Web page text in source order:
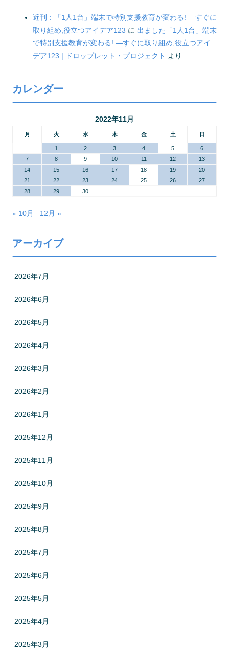
近刊：「1人1台」端末で特別支援教育が変わる! ―すぐに
取り組め,役立つアイデア123 に 出ました「1人1台」端末
で特別支援教育が変わる! ―すぐに取り組め,役立つアイ
デア123 | ドロップレット・プロジェクト より
カレンダー
2022年11月
月 火 水 木 金 土 日
1 2 3 4 5
6
7
8 9 10 11 12
13
14
15 16 17 18 19
20
21
22 23 24 25 26
27
28
29 30
« 10月 12月 »
アーカイブ
2026年7月
2026年6月
2026年5月
2026年4月
2026年3月
2026年2月
2026年1月
2025年12月
2025年11月
2025年10月
2025年9月
2025年8月
2025年7月
2025年6月
2025年5月
2025年4月
2025年3月